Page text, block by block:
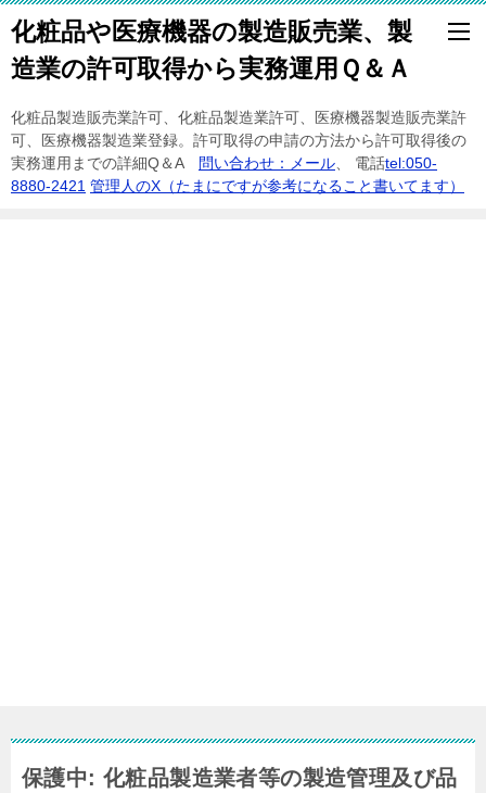
化粧品や医療機器の製造販売業、製
造業の許可取得から実務運用Ｑ＆Ａ
化粧品製造販売業許可、化粧品製造業許可、医療機器製造販売業許
可、医療機器製造業登録。許可取得の申請の方法から許可取得後の
実務運用までの詳細Q＆A
問い合わせ：メール 、 電話tel:050-
8880-2421 管理人のX（たまにですが参考になること書いてます）
保護中: 化粧品製造業者等の製造管理及び品